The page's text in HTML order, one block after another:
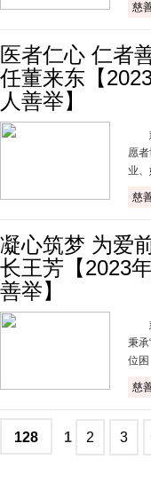
慈
医者仁心 仁者
任董来东【
人善举】
慈
愿
业
慈
凝心筑梦 为爱
长王芳【2023
善举】
慈
秉
位困
慈
128 1 2 3